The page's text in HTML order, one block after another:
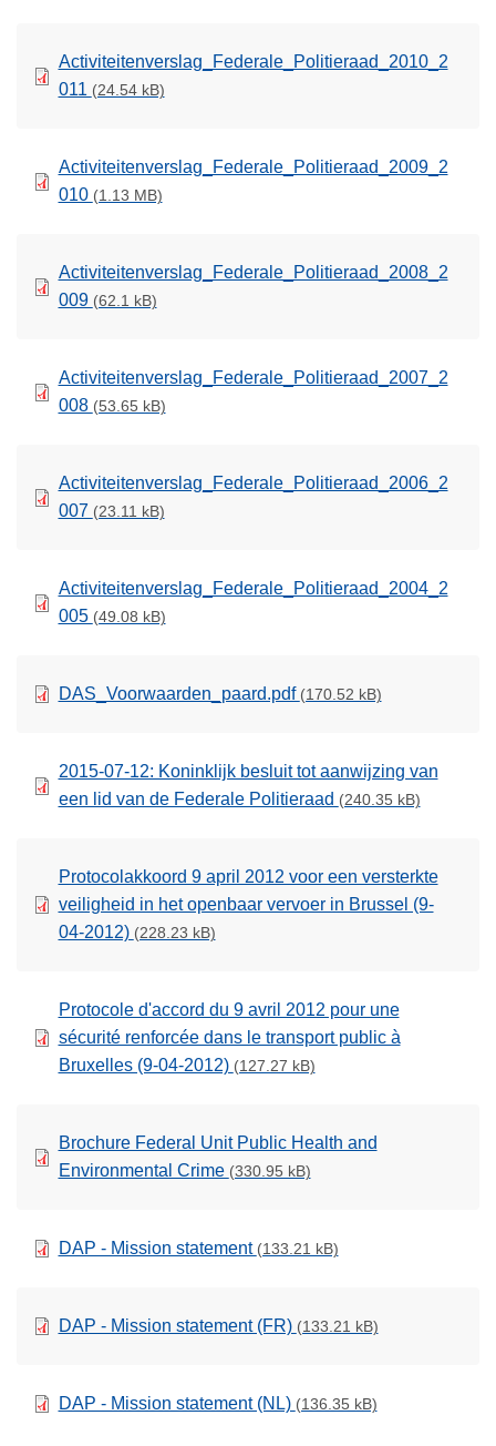
Activiteitenverslag_Federale_Politieraad_2010_2
011 (24.54 kB)
Activiteitenverslag_Federale_Politieraad_2009_2
010 (1.13 MB)
Activiteitenverslag_Federale_Politieraad_2008_2
009 (62.1 kB)
Activiteitenverslag_Federale_Politieraad_2007_2
008 (53.65 kB)
Activiteitenverslag_Federale_Politieraad_2006_2
007 (23.11 kB)
Activiteitenverslag_Federale_Politieraad_2004_2
005 (49.08 kB)
DAS_Voorwaarden_paard.pdf (170.52 kB)
2015-07-12: Koninklijk besluit tot aanwijzing van
een lid van de Federale Politieraad (240.35 kB)
Protocolakkoord 9 april 2012 voor een versterkte
veiligheid in het openbaar vervoer in Brussel (9-
04-2012) (228.23 kB)
Protocole d'accord du 9 avril 2012 pour une
sécurité renforcée dans le transport public à
Bruxelles (9-04-2012) (127.27 kB)
Brochure Federal Unit Public Health and
Environmental Crime (330.95 kB)
DAP - Mission statement (133.21 kB)
DAP - Mission statement (FR) (133.21 kB)
DAP - Mission statement (NL) (136.35 kB)